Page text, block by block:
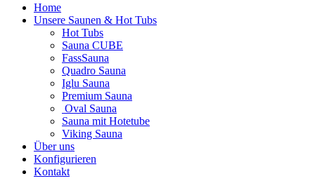
Home
Unsere Saunen & Hot Tubs
Hot Tubs
Sauna CUBE
FassSauna
Quadro Sauna
Iglu Sauna
Premium Sauna
Oval Sauna
Sauna mit Hotetube
Viking Sauna
Über uns
Konfigurieren
Kontakt